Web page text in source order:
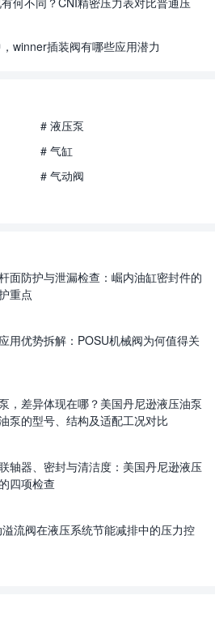
winner插装阀有哪些应用潜力
# 液压泵
# 气缸
# 气动阀
面防护与泄漏检查：崛内油缸密封件的
重点
用优势拆解：POSU机械阀为何值得关
，差异体现在哪？美国丹尼逊液压油泵
泵的型号、结构及适配工况对比
轴器、密封与清洁度：美国丹尼逊液压
四项检查
溢流阀在液压系统节能减排中的压力控